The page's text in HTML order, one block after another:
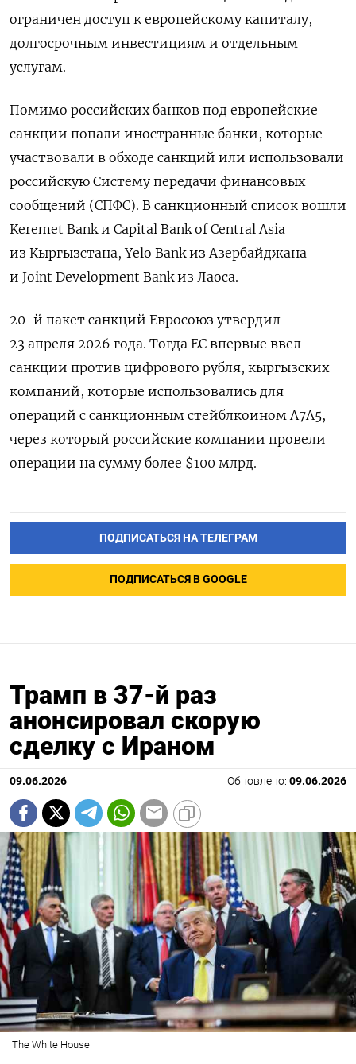
ограничен доступ к европейскому капиталу,
долгосрочным инвестициям и отдельным
услугам.
Помимо российских банков под европейские
санкции попали иностранные банки, которые
участвовали в обходе санкций или использовали
российскую Систему передачи финансовых
сообщений (СПФС). В санкционный список вошли
Keremet Bank и Capital Bank of Central Asia
из Кыргызстана, Yelo Bank из Азербайджана
и Joint Development Bank из Лаоса.
20-й пакет санкций Евросоюз утвердил
23 апреля 2026 года. Тогда ЕС впервые ввел
санкции против цифрового рубля, кыргызских
компаний, которые использовались для
операций с санкционным стейблкоином A7A5,
через который российские компании провели
операции на сумму более $100 млрд.
ПОДПИСАТЬСЯ НА ТЕЛЕГРАМ
ПОДПИСАТЬСЯ В GOOGLE
Трамп в 37-й раз
анонсировал скорую
сделку с Ираном
09.06.2026 Обновлено: 09.06.2026
The White House